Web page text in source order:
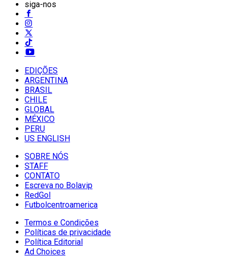
siga-nos
EDIÇÕES
ARGENTINA
BRASIL
CHILE
GLOBAL
MÉXICO
PERU
US ENGLISH
SOBRE NÓS
STAFF
CONTATO
Escreva no Bolavip
RedGol
Futbolcentroamerica
Termos e Condições
Políticas de privacidade
Política Editorial
Ad Choices